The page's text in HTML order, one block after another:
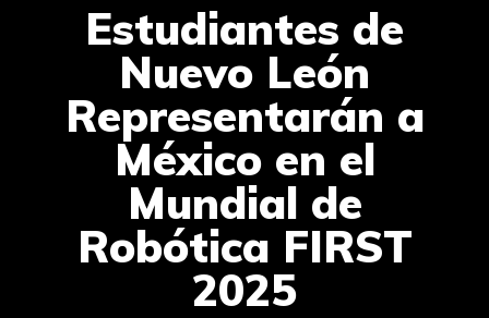
Estudiantes de
Nuevo León
Representarán a
México en el
Mundial de
Robótica FIRST
2025